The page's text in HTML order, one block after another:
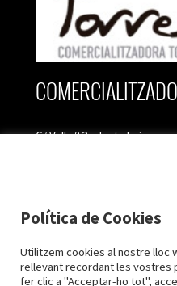
C/ Vall nº 2, planta baixa
973 79 28 28
info@torresenergia.cat
2015-2026
Avís Legal i Protecció de dades
Configuració cookies
Política de Cookies
Utilitzem cookies al nostre lloc
rellevant recordant les vostres
fer clic a "Acceptar-ho tot",